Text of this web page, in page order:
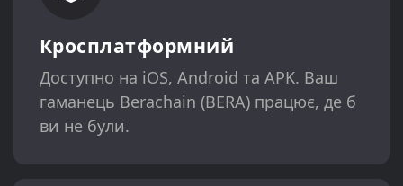
Кросплатформний
Доступно на iOS, Android та APK. Ваш
гаманець Berachain (BERA) працює, де б
ви не були.